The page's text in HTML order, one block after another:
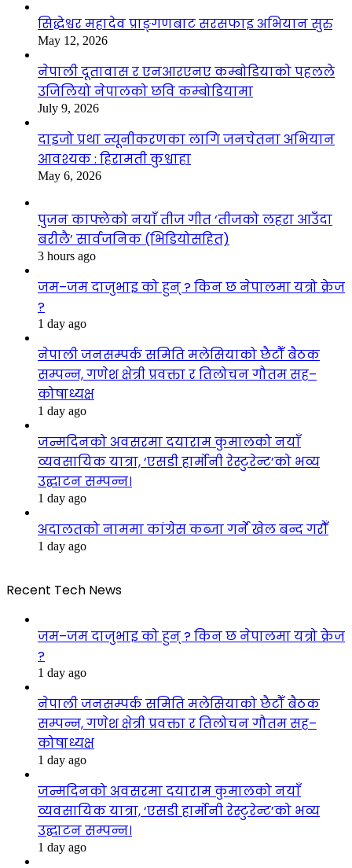
सिद्धेश्वर महादेव प्राङ्गणबाट सरसफाइ अभियान सुरु
May 12, 2026
नेपाली दूतावास र एनआरएनए कम्बोडियाको पहलले
उजिलियो नेपालको छवि कम्बोडियामा
July 9, 2026
दाइजो प्रथा न्यूनीकरणका लागि जनचेतना अभियान
आवश्यक : हिरामती कुश्वाहा
May 6, 2026
पुजन काफ्लेको नयाँ तीज गीत ‘तीजको लहरा आउँदा
बरीलै’ सार्वजनिक (भिडियोसहित)
3 hours ago
जम–जम दाजुभाइ को हुन् ? किन छ नेपालमा यत्रो क्रेज
?
1 day ago
नेपाली जनसम्पर्क समिति मलेसियाको छैटौँ बैठक
सम्पन्न, गणेश क्षेत्री प्रवक्ता र तिलोचन गौतम सह–
कोषाध्यक्ष
1 day ago
जन्मदिनको अवसरमा दयाराम कुमालको नयाँ
व्यवसायिक यात्रा, ‘एसडी हार्मोनी रेस्टुरेन्ट’को भव्य
उद्घाटन सम्पन्न।
1 day ago
अदालतको नाममा कांग्रेस कब्जा गर्ने खेल बन्द गरौँ
1 day ago
Recent Tech News
जम–जम दाजुभाइ को हुन् ? किन छ नेपालमा यत्रो क्रेज
?
1 day ago
नेपाली जनसम्पर्क समिति मलेसियाको छैटौँ बैठक
सम्पन्न, गणेश क्षेत्री प्रवक्ता र तिलोचन गौतम सह–
कोषाध्यक्ष
1 day ago
जन्मदिनको अवसरमा दयाराम कुमालको नयाँ
व्यवसायिक यात्रा, ‘एसडी हार्मोनी रेस्टुरेन्ट’को भव्य
उद्घाटन सम्पन्न।
1 day ago